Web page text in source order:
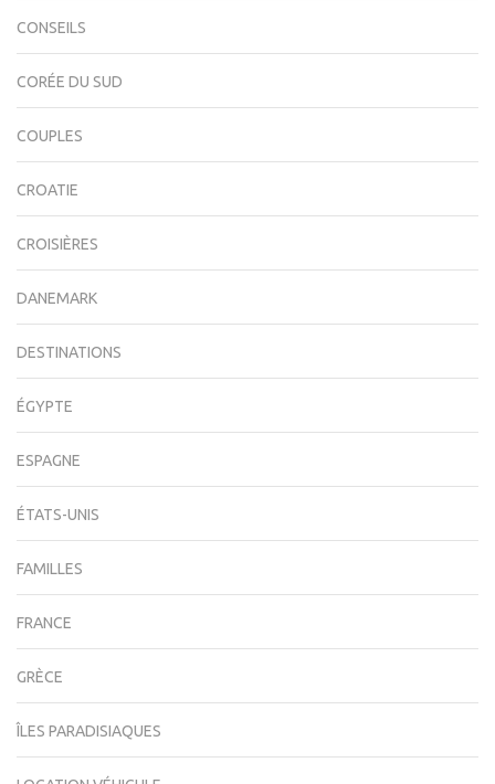
CONSEILS
CORÉE DU SUD
COUPLES
CROATIE
CROISIÈRES
DANEMARK
DESTINATIONS
ÉGYPTE
ESPAGNE
ÉTATS-UNIS
FAMILLES
FRANCE
GRÈCE
ÎLES PARADISIAQUES